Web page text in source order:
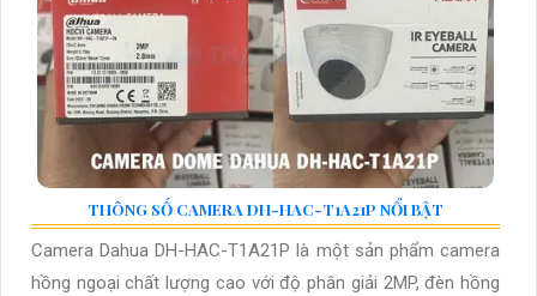
THÔNG SỐ CAMERA DH-HAC-T1A21P NỔI BẬT
Camera Dahua DH-HAC-T1A21P là một sản phẩm camera
hồng ngoại chất lượng cao với độ phân giải 2MP, đèn hồng